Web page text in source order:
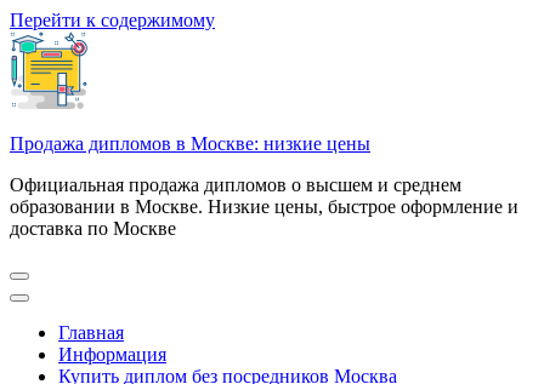
Перейти к содержимому
Продажа дипломов в Москве: низкие цены
Официальная продажа дипломов о высшем и среднем
образовании в Москве. Низкие цены, быстрое оформление и
доставка по Москве
Главная
Информация
Купить диплом без посредников Москва